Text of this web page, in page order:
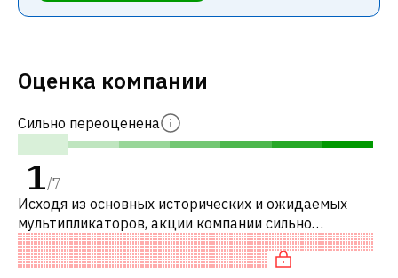
Оценка компании
Сильно переоценена
1/7
Исходя из основных исторических и ожидаемых
мультипликаторов, акции компании сильно
переоценены по сравнению с аналогичными
компаниями. В частности, акция «дорогая» по P/